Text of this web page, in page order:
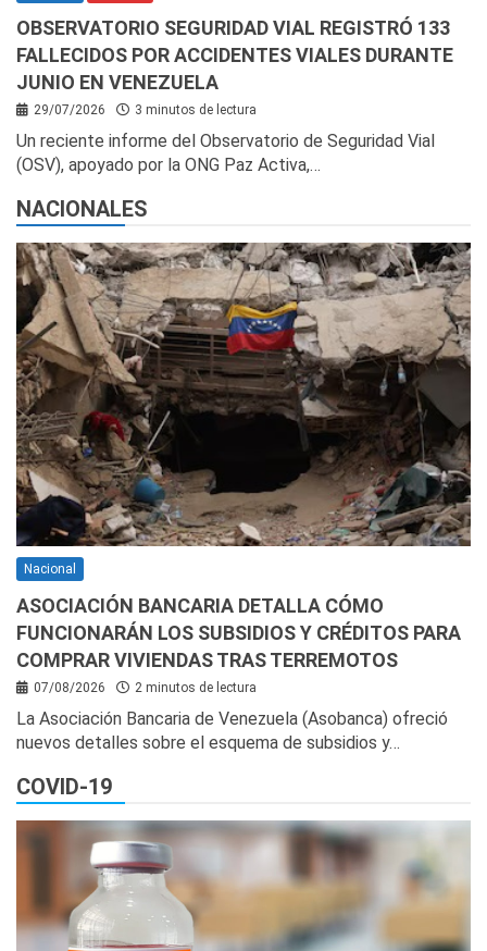
OBSERVATORIO SEGURIDAD VIAL REGISTRÓ 133
FALLECIDOS POR ACCIDENTES VIALES DURANTE
JUNIO EN VENEZUELA
29/07/2026 3 minutos de lectura
Un reciente informe del Observatorio de Seguridad Vial
(OSV), apoyado por la ONG Paz Activa,…
NACIONALES
Nacional
ASOCIACIÓN BANCARIA DETALLA CÓMO
FUNCIONARÁN LOS SUBSIDIOS Y CRÉDITOS PARA
COMPRAR VIVIENDAS TRAS TERREMOTOS
07/08/2026 2 minutos de lectura
La Asociación Bancaria de Venezuela (Asobanca) ofreció
nuevos detalles sobre el esquema de subsidios y…
COVID-19